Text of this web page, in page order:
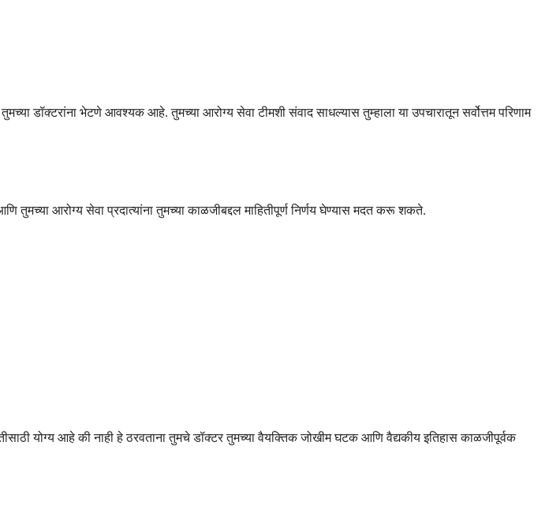
डॉक्टरांना भेटणे आवश्यक आहे. तुमच्या आरोग्य सेवा टीमशी संवाद साधल्यास तुम्हाला या उपचारातून सर्वोत्तम परिणाम
आरोग्य सेवा प्रदात्यांना तुमच्या काळजीबद्दल माहितीपूर्ण निर्णय घेण्यास मदत करू शकते.
योग्य आहे की नाही हे ठरवताना तुमचे डॉक्टर तुमच्या वैयक्तिक जोखीम घटक आणि वैद्यकीय इतिहास काळजीपूर्वक